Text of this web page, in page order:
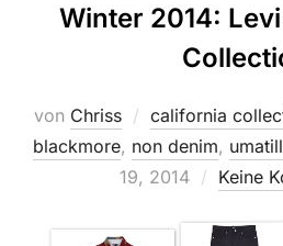
Winter 2014:
von Chriss california
blackmore, non denim,
19, 2014
Keine